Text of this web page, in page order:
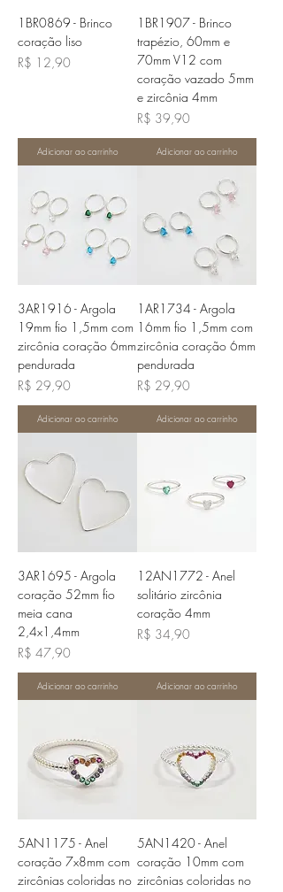
1BR0869 - Brinco
coração liso
Preço
R$ 12,90
Adicionar ao carrinho
1BR1907 - Brinco
trapézio, 60mm e
70mm V12 com
coração vazado 5mm
e zircônia 4mm
Preço
R$ 39,90
Adicionar ao carrinho
3AR1916 - Argola
19mm fio 1,5mm com
zircônia coração 6mm
pendurada
Preço
R$ 29,90
Adicionar ao carrinho
1AR1734 - Argola
16mm fio 1,5mm com
zircônia coração 6mm
pendurada
Preço
R$ 29,90
Adicionar ao carrinho
3AR1695 - Argola
coração 52mm fio
meia cana
2,4x1,4mm
Preço
R$ 47,90
Adicionar ao carrinho
12AN1772 - Anel
solitário zircônia
coração 4mm
Preço
R$ 34,90
Adicionar ao carrinho
5AN1175 - Anel
coração 7x8mm com
zircônias coloridas no
5AN1420 - Anel
coração 10mm com
zircônias coloridas no